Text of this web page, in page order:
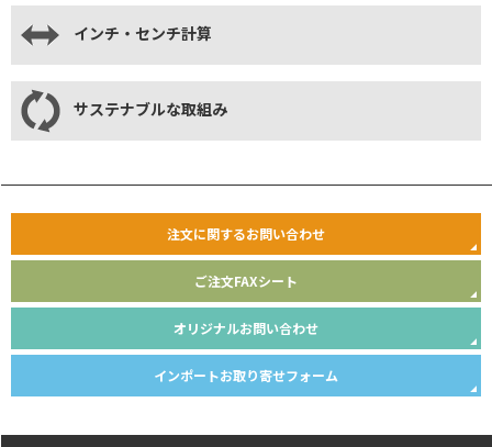
インチ・センチ計算
サステナブルな取組み
注文に関するお問い合わせ
ご注文FAXシート
オリジナルお問い合わせ
インポートお取り寄せフォーム